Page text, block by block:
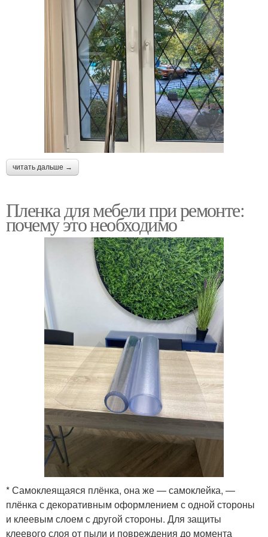
читать дальше →
Пленка для мебели при ремонте:
почему это необходимо
* Самоклеящаяся плёнка, она же — самоклейка, —
плёнка с декоративным оформлением с одной стороны
и клеевым слоем с другой стороны. Для защиты
клеевого слоя от пыли и повреждения до момента